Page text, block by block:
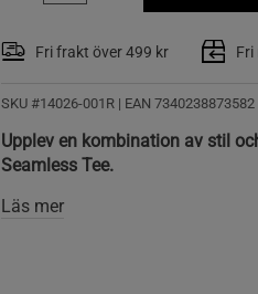
Fri frakt över 499 kr Fri
SKU #14026-001R | EAN 7340238873582
Upplev en kombination av stil
Seamless Tee.
Läs mer